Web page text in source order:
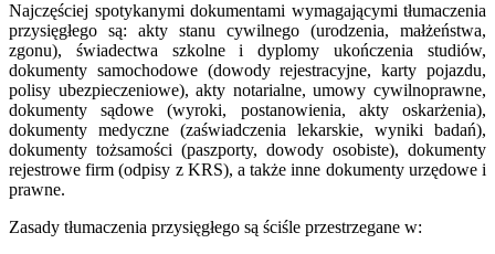
Najczęściej spotykanymi dokumentami wymagającymi tłumaczenia
przysięgłego są: akty stanu cywilnego (urodzenia, małżeństwa,
zgonu), świadectwa szkolne i dyplomy ukończenia studiów,
dokumenty samochodowe (dowody rejestracyjne, karty pojazdu,
polisy ubezpieczeniowe), akty notarialne, umowy cywilnoprawne,
dokumenty sądowe (wyroki, postanowienia, akty oskarżenia),
dokumenty medyczne (zaświadczenia lekarskie, wyniki badań),
dokumenty tożsamości (paszporty, dowody osobiste), dokumenty
rejestrowe firm (odpisy z KRS), a także inne dokumenty urzędowe i
prawne.
Zasady tłumaczenia przysięgłego są ściśle przestrzegane w: